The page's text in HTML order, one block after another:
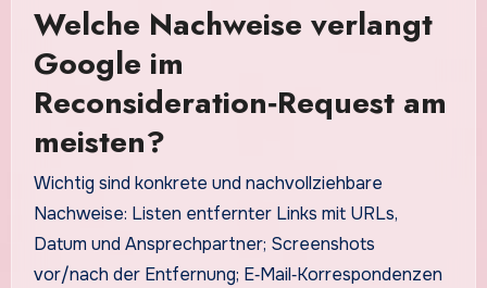
Welche Nachweise verlangt
Google im
Reconsideration‑Request am
meisten?
Wichtig sind konkrete und nachvollziehbare
Nachweise: Listen entfernter Links mit URLs,
Datum und Ansprechpartner; Screenshots
vor/nach der Entfernung; E‑Mail‑Korrespondenzen